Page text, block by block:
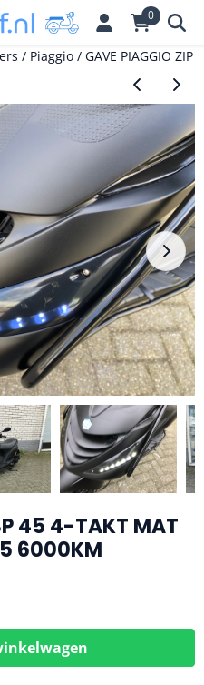
gesloten. 0
/ Piaggio / GAVE PIAGGIO ZIP
45 4-TAKT MAT
6000KM